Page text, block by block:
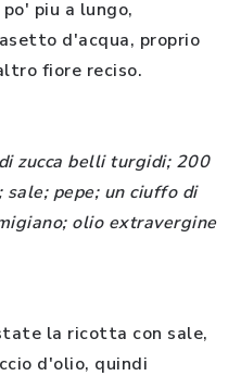
piu a lungo,
d'acqua, proprio
fiore reciso.
zucca belli turgidi; 200
pepe; un ciuffo di
olio extravergine
la ricotta con sale,
d'olio, quindi